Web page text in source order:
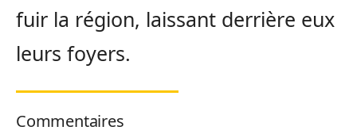
fuir la région, laissant derrière eux
leurs foyers.
Commentaires